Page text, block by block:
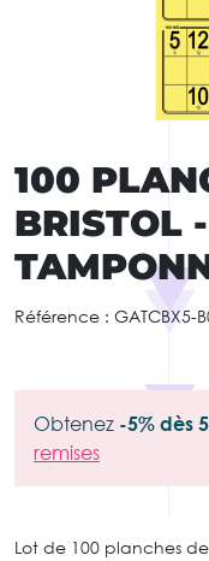
100
BRISTOL
Référence : GATCBX5-
Obtenez -5% dès
remises
Lot de 100 planches